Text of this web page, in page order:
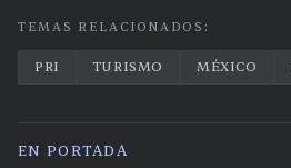
TEMAS RELACIONADOS:
PRI TURISMO MÉXICO
EN PORTADA